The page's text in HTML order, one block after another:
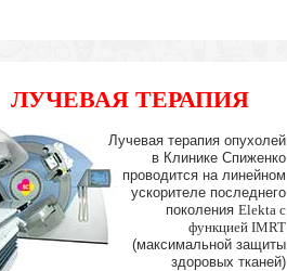
ЛУЧЕВАЯ ТЕРАПИЯ
Лучевая терапия опухолей
в Клинике Спиженко
проводится на линейном
ускорителе последнего
поколения Elekta с
функцией IMRT
(максимальной защиты
здоровых тканей)